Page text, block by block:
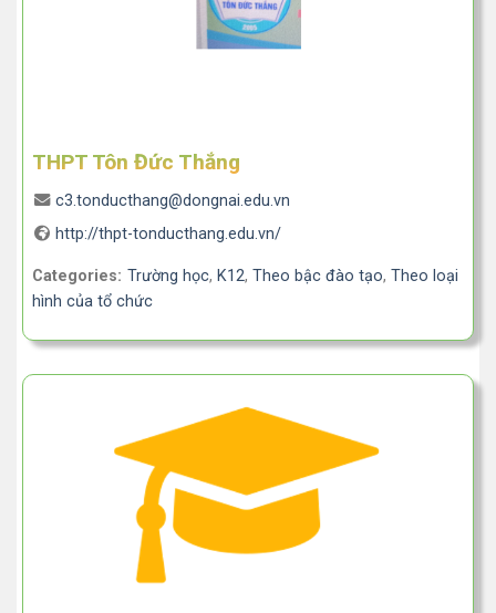
THPT Tôn Đức Thắng
c3.tonducthang@dongnai.edu.vn
http://thpt-tonducthang.edu.vn/
Categories: Trường học, K12, Theo bậc đào tạo, Theo loại
hình của tổ chức